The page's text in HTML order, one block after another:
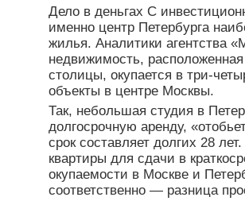
Дело в деньгах С
именно центр Петербурга
жилья. Аналитики агентства
недвижимость,
столицы, окупается в три-
объекты в центре Москвы.
Так, небольшая студия в
долгосрочную аренду,
срок составляет долгих 28
квартиры для сдачи в
окупаемости в Москве и
соответственно — разница